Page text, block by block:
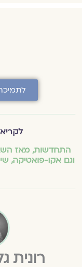
התחדשות,מאז
וגם אקו-פואטיקה,
רונית